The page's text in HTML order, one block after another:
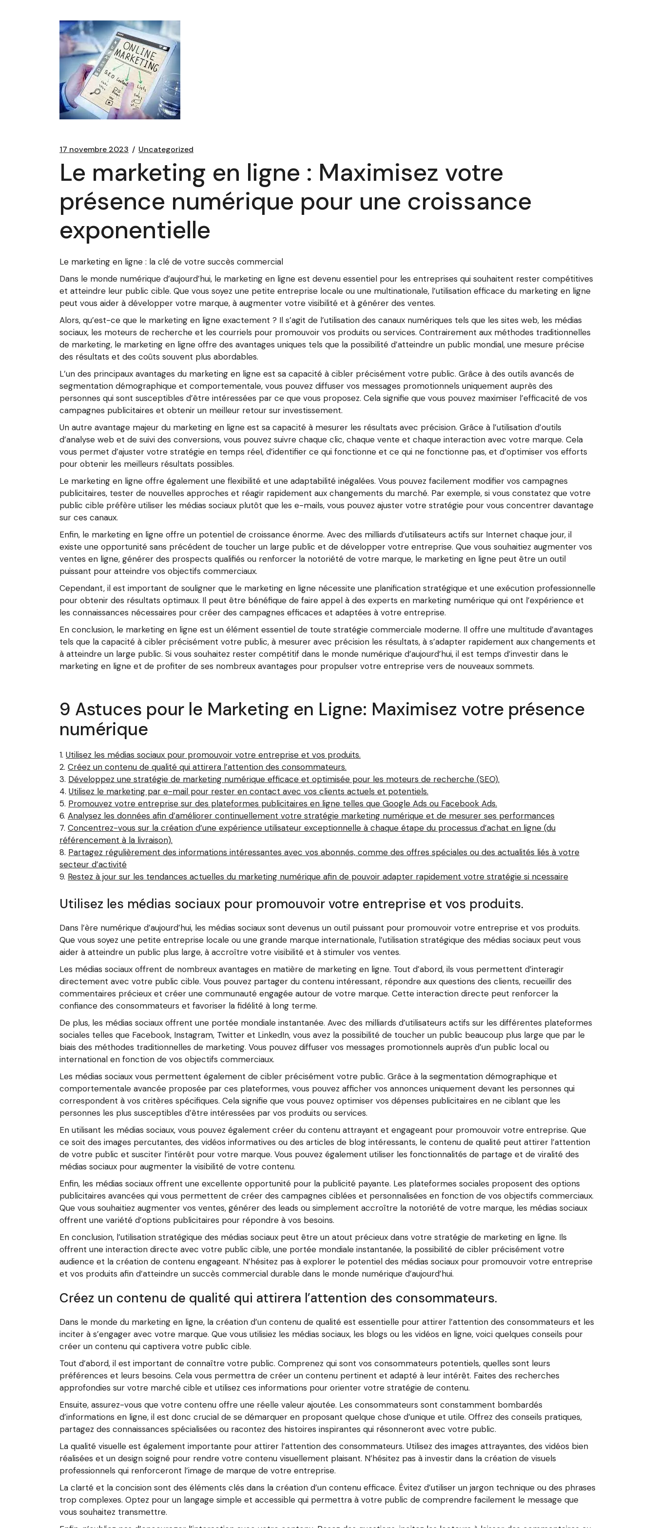
17 novembre 2023 Uncategorized
Le marketing en ligne : Maximisez votre
présence numérique pour une croissance
exponentielle
Le marketing en ligne : la clé de votre succès commercial
Dans le monde numérique d’aujourd’hui, le marketing en ligne est devenu essentiel pour les entreprises qui souhaitent rester compétitives
et atteindre leur public cible. Que vous soyez une petite entreprise locale ou une multinationale, l’utilisation efficace du marketing en ligne
peut vous aider à développer votre marque, à augmenter votre visibilité et à générer des ventes.
Alors, qu’est-ce que le marketing en ligne exactement ? Il s’agit de l’utilisation des canaux numériques tels que les sites web, les médias
sociaux, les moteurs de recherche et les courriels pour promouvoir vos produits ou services. Contrairement aux méthodes traditionnelles
de marketing, le marketing en ligne offre des avantages uniques tels que la possibilité d’atteindre un public mondial, une mesure précise
des résultats et des coûts souvent plus abordables.
L’un des principaux avantages du marketing en ligne est sa capacité à cibler précisément votre public. Grâce à des outils avancés de
segmentation démographique et comportementale, vous pouvez diffuser vos messages promotionnels uniquement auprès des
personnes qui sont susceptibles d’être intéressées par ce que vous proposez. Cela signifie que vous pouvez maximiser l’efficacité de vos
campagnes publicitaires et obtenir un meilleur retour sur investissement.
Un autre avantage majeur du marketing en ligne est sa capacité à mesurer les résultats avec précision. Grâce à l’utilisation d’outils
d’analyse web et de suivi des conversions, vous pouvez suivre chaque clic, chaque vente et chaque interaction avec votre marque. Cela
vous permet d’ajuster votre stratégie en temps réel, d’identifier ce qui fonctionne et ce qui ne fonctionne pas, et d’optimiser vos efforts
pour obtenir les meilleurs résultats possibles.
Le marketing en ligne offre également une flexibilité et une adaptabilité inégalées. Vous pouvez facilement modifier vos campagnes
publicitaires, tester de nouvelles approches et réagir rapidement aux changements du marché. Par exemple, si vous constatez que votre
public cible préfère utiliser les médias sociaux plutôt que les e-mails, vous pouvez ajuster votre stratégie pour vous concentrer davantage
sur ces canaux.
Enfin, le marketing en ligne offre un potentiel de croissance énorme. Avec des milliards d’utilisateurs actifs sur Internet chaque jour, il
existe une opportunité sans précédent de toucher un large public et de développer votre entreprise. Que vous souhaitiez augmenter vos
ventes en ligne, générer des prospects qualifiés ou renforcer la notoriété de votre marque, le marketing en ligne peut être un outil
puissant pour atteindre vos objectifs commerciaux.
Cependant, il est important de souligner que le marketing en ligne nécessite une planification stratégique et une exécution professionnelle
pour obtenir des résultats optimaux. Il peut être bénéfique de faire appel à des experts en marketing numérique qui ont l’expérience et
les connaissances nécessaires pour créer des campagnes efficaces et adaptées à votre entreprise.
En conclusion, le marketing en ligne est un élément essentiel de toute stratégie commerciale moderne. Il offre une multitude d’avantages
tels que la capacité à cibler précisément votre public, à mesurer avec précision les résultats, à s’adapter rapidement aux changements et
à atteindre un large public. Si vous souhaitez rester compétitif dans le monde numérique d’aujourd’hui, il est temps d’investir dans le
marketing en ligne et de profiter de ses nombreux avantages pour propulser votre entreprise vers de nouveaux sommets.
9 Astuces pour le Marketing en Ligne: Maximisez votre présence
numérique
Utilisez les médias sociaux pour promouvoir votre entreprise et vos produits.
Créez un contenu de qualité qui attirera l’attention des consommateurs.
Développez une stratégie de marketing numérique efficace et optimisée pour les moteurs de recherche (SEO).
Utilisez le marketing par e-mail pour rester en contact avec vos clients actuels et potentiels.
Promouvez votre entreprise sur des plateformes publicitaires en ligne telles que Google Ads ou Facebook Ads.
Analysez les données afin d’améliorer continuellement votre stratégie marketing numérique et de mesurer ses performances
Concentrez-vous sur la création d’une expérience utilisateur exceptionnelle à chaque étape du processus d’achat en ligne (du
référencement à la livraison).
Partagez régulièrement des informations intéressantes avec vos abonnés, comme des offres spéciales ou des actualités liés à votre
secteur d’activité
Restez à jour sur les tendances actuelles du marketing numérique afin de pouvoir adapter rapidement votre stratégie si ncessaire
Utilisez les médias sociaux pour promouvoir votre entreprise et vos produits.
Dans l’ère numérique d’aujourd’hui, les médias sociaux sont devenus un outil puissant pour promouvoir votre entreprise et vos produits.
Que vous soyez une petite entreprise locale ou une grande marque internationale, l’utilisation stratégique des médias sociaux peut vous
aider à atteindre un public plus large, à accroître votre visibilité et à stimuler vos ventes.
Les médias sociaux offrent de nombreux avantages en matière de marketing en ligne. Tout d’abord, ils vous permettent d’interagir
directement avec votre public cible. Vous pouvez partager du contenu intéressant, répondre aux questions des clients, recueillir des
commentaires précieux et créer une communauté engagée autour de votre marque. Cette interaction directe peut renforcer la
confiance des consommateurs et favoriser la fidélité à long terme.
De plus, les médias sociaux offrent une portée mondiale instantanée. Avec des milliards d’utilisateurs actifs sur les différentes plateformes
sociales telles que Facebook, Instagram, Twitter et LinkedIn, vous avez la possibilité de toucher un public beaucoup plus large que par le
biais des méthodes traditionnelles de marketing. Vous pouvez diffuser vos messages promotionnels auprès d’un public local ou
international en fonction de vos objectifs commerciaux.
Les médias sociaux vous permettent également de cibler précisément votre public. Grâce à la segmentation démographique et
comportementale avancée proposée par ces plateformes, vous pouvez afficher vos annonces uniquement devant les personnes qui
correspondent à vos critères spécifiques. Cela signifie que vous pouvez optimiser vos dépenses publicitaires en ne ciblant que les
personnes les plus susceptibles d’être intéressées par vos produits ou services.
En utilisant les médias sociaux, vous pouvez également créer du contenu attrayant et engageant pour promouvoir votre entreprise. Que
ce soit des images percutantes, des vidéos informatives ou des articles de blog intéressants, le contenu de qualité peut attirer l’attention
de votre public et susciter l’intérêt pour votre marque. Vous pouvez également utiliser les fonctionnalités de partage et de viralité des
médias sociaux pour augmenter la visibilité de votre contenu.
Enfin, les médias sociaux offrent une excellente opportunité pour la publicité payante. Les plateformes sociales proposent des options
publicitaires avancées qui vous permettent de créer des campagnes ciblées et personnalisées en fonction de vos objectifs commerciaux.
Que vous souhaitiez augmenter vos ventes, générer des leads ou simplement accroître la notoriété de votre marque, les médias sociaux
offrent une variété d’options publicitaires pour répondre à vos besoins.
En conclusion, l’utilisation stratégique des médias sociaux peut être un atout précieux dans votre stratégie de marketing en ligne. Ils
offrent une interaction directe avec votre public cible, une portée mondiale instantanée, la possibilité de cibler précisément votre
audience et la création de contenu engageant. N’hésitez pas à explorer le potentiel des médias sociaux pour promouvoir votre entreprise
et vos produits afin d’atteindre un succès commercial durable dans le monde numérique d’aujourd’hui.
Créez un contenu de qualité qui attirera l’attention des consommateurs.
Dans le monde du marketing en ligne, la création d’un contenu de qualité est essentielle pour attirer l’attention des consommateurs et les
inciter à s’engager avec votre marque. Que vous utilisiez les médias sociaux, les blogs ou les vidéos en ligne, voici quelques conseils pour
créer un contenu qui captivera votre public cible.
Tout d’abord, il est important de connaître votre public. Comprenez qui sont vos consommateurs potentiels, quelles sont leurs
préférences et leurs besoins. Cela vous permettra de créer un contenu pertinent et adapté à leur intérêt. Faites des recherches
approfondies sur votre marché cible et utilisez ces informations pour orienter votre stratégie de contenu.
Ensuite, assurez-vous que votre contenu offre une réelle valeur ajoutée. Les consommateurs sont constamment bombardés
d’informations en ligne, il est donc crucial de se démarquer en proposant quelque chose d’unique et utile. Offrez des conseils pratiques,
partagez des connaissances spécialisées ou racontez des histoires inspirantes qui résonneront avec votre public.
La qualité visuelle est également importante pour attirer l’attention des consommateurs. Utilisez des images attrayantes, des vidéos bien
réalisées et un design soigné pour rendre votre contenu visuellement plaisant. N’hésitez pas à investir dans la création de visuels
professionnels qui renforceront l’image de marque de votre entreprise.
La clarté et la concision sont des éléments clés dans la création d’un contenu efficace. Évitez d’utiliser un jargon technique ou des phrases
trop complexes. Optez pour un langage simple et accessible qui permettra à votre public de comprendre facilement le message que
vous souhaitez transmettre.